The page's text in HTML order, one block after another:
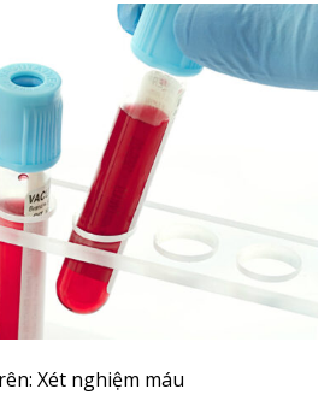
Xét nghiệm máu